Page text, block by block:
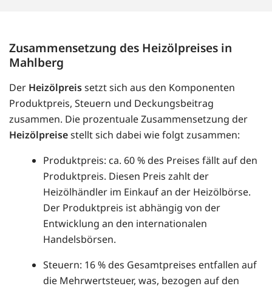
Zusammensetzung des Heizölpreises in
Mahlberg
Der Heizölpreissetzt sich aus den Komponenten
Produktpreis, Steuern und Deckungsbeitrag
zusammen. Die prozentuale Zusammensetzung der
Heizölpreisestellt sich dabei wie folgt zusammen:
Produktpreis: ca. 60 % des Preises fällt auf den
Produktpreis. Diesen Preis zahlt der
Heizölhändler im Einkauf an der Heizölbörse.
Der Produktpreis ist abhängig von der
Entwicklung an den internationalen
Handelsbörsen.
Steuern: 16 % des Gesamtpreises entfallen auf
die Mehrwertsteuer, was, bezogen auf den